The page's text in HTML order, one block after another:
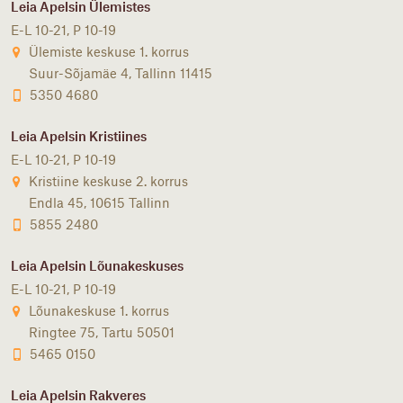
Leia Apelsin Ülemistes
E-L 10-21, P 10-19
Ülemiste keskuse 1. korrus
Suur-Sõjamäe 4, Tallinn 11415
5350 4680
Leia Apelsin Kristiines
E-L 10-21, P 10-19
Kristiine keskuse 2. korrus
Endla 45, 10615 Tallinn
5855 2480
Leia Apelsin Lõunakeskuses
E-L 10-21, P 10-19
Lõunakeskuse 1. korrus
Ringtee 75, Tartu 50501
5465 0150
Leia Apelsin Rakveres